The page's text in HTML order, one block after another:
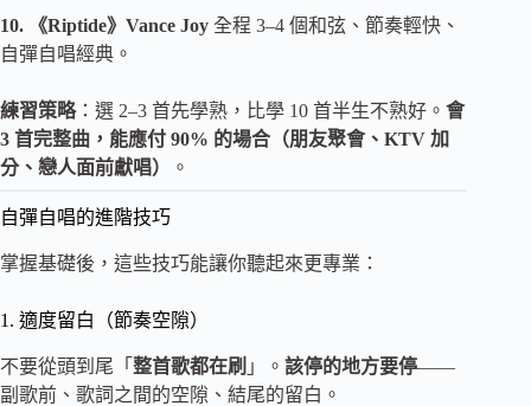
10. 《Riptide》Vance Joy 全程 3–4 個和弦、節奏輕快、
自彈自唱經典。
練習策略：選 2–3 首先學熟，比學 10 首半生不熟好。 會
3 首完整曲，能應付 90% 的場合（朋友聚會、KTV 加
分、戀人面前獻唱）
。
自彈自唱的進階技巧
掌握基礎後，這些技巧能讓你聽起來更專業：
1. 適度留白（節奏空隙）
不要從頭到尾「 整首歌都在刷 」。 該停的地方要停——
副歌前、歌詞之間的空隙、結尾的留白。